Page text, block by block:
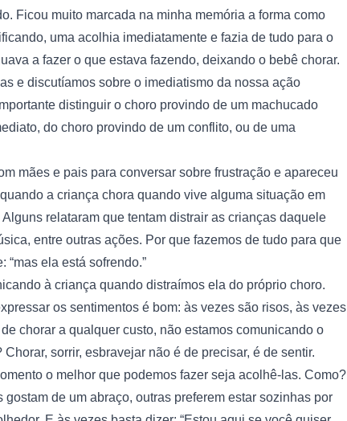
Ficou muito marcada na minha memória a forma como
uma acolhia imediatamente e fazia de tudo para o
a fazer o que estava fazendo, deixando o bebê chorar.
e discutíamos sobre o imediatismo da nossa ação
distinguir o choro provindo de um machucado
do choro provindo de um conflito, ou de uma
mães e pais para conversar sobre frustração e apareceu
a criança chora quando vive alguma situação em
relataram que tentam distrair as crianças daquele
entre outras ações. Por que fazemos de tudo para que
ela está sofrendo.”
à criança quando distraímos ela do próprio choro.
os sentimentos é bom: às vezes são risos, às vezes
chorar a qualquer custo, não estamos comunicando o
sorrir, esbravejar não é de precisar, é de sentir.
o melhor que podemos fazer seja acolhê-las. Como?
de um abraço, outras preferem estar sozinhas por